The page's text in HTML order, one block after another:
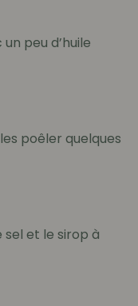
peu d’huile
poêler quelques
sel et le sirop à